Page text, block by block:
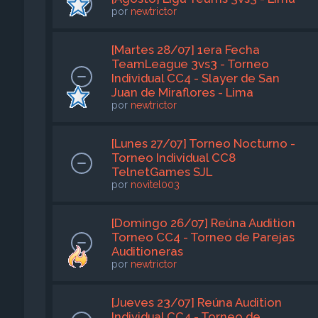
por newtrictor
[Martes 28/07] 1era Fecha
TeamLeague 3vs3 - Torneo
Individual CC4 - Slayer de San
Juan de Miraflores - Lima
por newtrictor
[Lunes 27/07] Torneo Nocturno -
Torneo Individual CC8
TelnetGames SJL
por novitel003
[Domingo 26/07] Reúna Audition
Torneo CC4 - Torneo de Parejas
Auditioneras
por newtrictor
[Jueves 23/07] Reúna Audition